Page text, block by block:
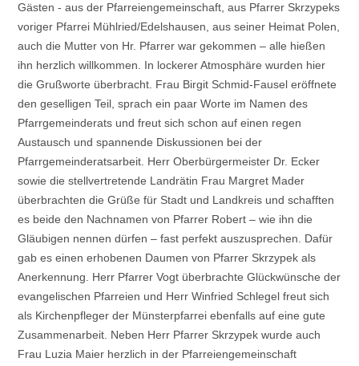
Gästen - aus der Pfarreiengemeinschaft, aus Pfarrer Skrzypeks
voriger Pfarrei Mühlried/Edelshausen, aus seiner Heimat Polen,
auch die Mutter von Hr. Pfarrer war gekommen – alle hießen
ihn herzlich willkommen. In lockerer Atmosphäre wurden hier
die Grußworte überbracht. Frau Birgit Schmid-Fausel eröffnete
den geselligen Teil, sprach ein paar Worte im Namen des
Pfarrgemeinderats und freut sich schon auf einen regen
Austausch und spannende Diskussionen bei der
Pfarrgemeinderatsarbeit. Herr Oberbürgermeister Dr. Ecker
sowie die stellvertretende Landrätin Frau Margret Mader
überbrachten die Grüße für Stadt und Landkreis und schafften
es beide den Nachnamen von Pfarrer Robert – wie ihn die
Gläubigen nennen dürfen – fast perfekt auszusprechen. Dafür
gab es einen erhobenen Daumen von Pfarrer Skrzypek als
Anerkennung. Herr Pfarrer Vogt überbrachte Glückwünsche der
evangelischen Pfarreien und Herr Winfried Schlegel freut sich
als Kirchenpfleger der Münsterpfarrei ebenfalls auf eine gute
Zusammenarbeit. Neben Herr Pfarrer Skrzypek wurde auch
Frau Luzia Maier herzlich in der Pfarreiengemeinschaft